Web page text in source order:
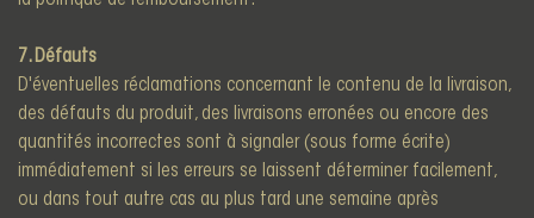
7. Défauts
D'éventuelles réclamations concernant le contenu de la livraison,
des défauts du produit, des livraisons erronées ou encore des
quantités incorrectes sont à signaler (sous forme écrite)
immédiatement si les erreurs se laissent déterminer facilement,
ou dans tout autre cas au plus tard une semaine après